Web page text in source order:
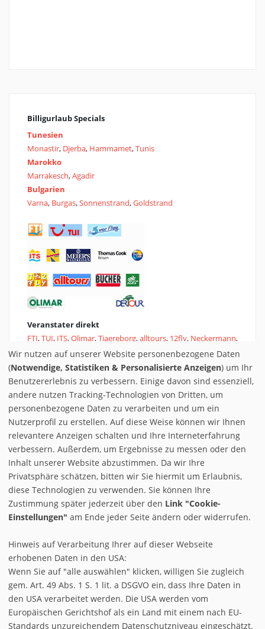
Billigurlaub Specials
Tunesien
Monastir, Djerba, Hammamet,Tunis
Marokko
Marrakesch,Agadir
Bulgarien
Varna, Burgas,Sonnenstrand,Goldstrand
Veranstater direkt
FTI,TUI, ITS,Olimar,Tjaereborg,alltours, 12fly, Neckermann,
Bucher ,Thomas Cook,Dertour ,Jahnreisen
BestPrice
Kontakt
Datenschutz
Buchungsinfos
Cookie-Einstellungen
Wir nutzen auf unserer Website personenbezogene Daten
(Notwendige, Statistiken & Personalisierte Anzeigen) um Ihr
Benutzererlebnis zu verbessern. Einige davon sind essenziell,
andere nutzen Tracking-Technologien von Dritten, um
personenbezogene Daten zu verarbeiten und um ein
Nutzerprofil zu erstellen. Auf diese Weise können wir Ihnen
relevantere Anzeigen schalten und Ihre Interneterfahrung
verbessern. Außerdem, um Ergebnisse zu messen oder den
Inhalt unserer Website abzustimmen. Da wir Ihre
Privatsphäre schätzen, bitten wir Sie hiermit um Erlaubnis,
diese Technologien zu verwenden. Sie können Ihre
Zustimmung später jederzeit über den Link "Cookie-
Einstellungen" am Ende jeder Seite ändern oder widerrufen.
Hinweis auf Verarbeitung Ihrer auf dieser Webseite
erhobenen Daten in den USA:
Wenn Sie auf "alle auswählen" klicken, willigen Sie zugleich
gem. Art. 49 Abs. 1 S. 1 lit. a DSGVO ein, dass Ihre Daten in
den USA verarbeitet werden. Die USA werden vom
Europäischen Gerichtshof als ein Land mit einem nach EU-
Standards unzureichendem Datenschutzniveau eingeschätzt.